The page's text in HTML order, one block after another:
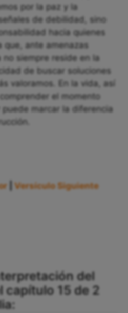
por la paz y la
de debilidad, sino
hacia quienes
que, ante amenazas
siempre reside en la
de buscar soluciones
valoramos. En la vida, así
el momento
marcar la diferencia
Versículo Siguiente
del
capítulo 15 de 2